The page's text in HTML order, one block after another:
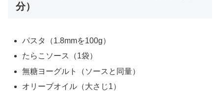
分）
パスタ（1.8mmを100g）
たらこソース（1袋）
無糖ヨーグルト（ソースと同量）
オリーブオイル（大さじ1）